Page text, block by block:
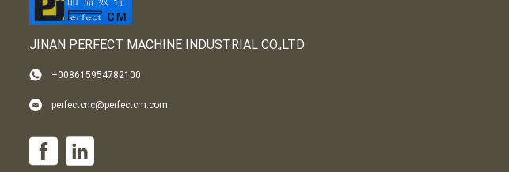
JINAN PERFECT MACHINE INDUSTRIAL CO.,LTD
+008615954782100
perfectcnc@perfectcm.com